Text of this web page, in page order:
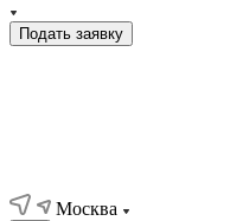
Подать заявку
Москва